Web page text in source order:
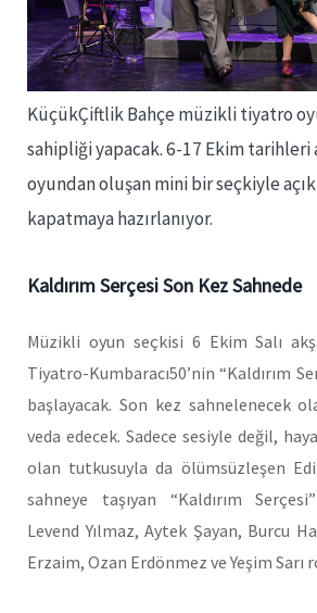
KüçükÇiftlik Bahçe müzikli tiyatro
sahipliği yapacak. 6-17 Ekim tarihleri
oyundan oluşan mini bir seçkiyle
kapatmaya hazırlanıyor.
Kaldırım Serçesi Son Kez Sahnede
Müzikli oyun seçkisi 6 Ekim Salı
Tiyatro-Kumbaracı50’nin “Kaldırım
başlayacak. Son kez sahnelenecek
veda edecek. Sadece sesiyle değil,
olan tutkusuyla da ölümsüzleşen
sahneye taşıyan “Kaldırım
Levend Yılmaz, Aytek Şayan, Burcu
Erzaim, Ozan Erdönmez ve Yeşim Sarı